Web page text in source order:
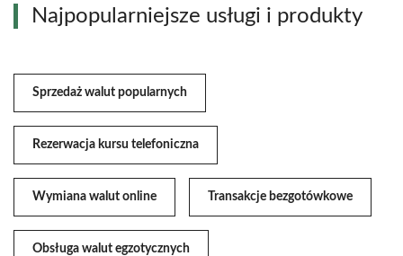
Najpopularniejsze usługi i produkty
Sprzedaż walut popularnych
Rezerwacja kursu telefoniczna
Wymiana walut online Transakcje bezgotówkowe
Obsługa walut egzotycznych